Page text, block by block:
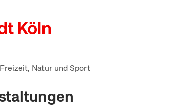
Freizeit, Natur und Sport